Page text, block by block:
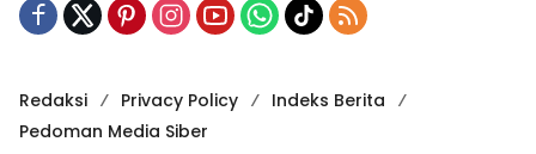
Redaksi Privacy Policy
Indeks Berita
Pedoman Media Siber